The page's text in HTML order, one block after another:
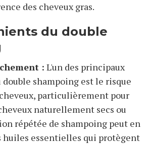
des cheveux gras.
du double
: L'un des principaux
shampoing est le risque
particulièrement pour
naturellement secs ou
répétée de shampoing peut en
essentielles qui protègent